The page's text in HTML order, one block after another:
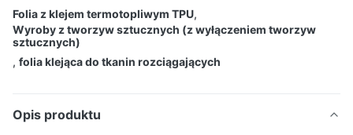
Folia z klejem termotopliwym TPU,
Wyroby z tworzyw sztucznych (z wyłączeniem tworzyw
sztucznych)
, folia klejąca do tkanin rozciągających
Opis produktu